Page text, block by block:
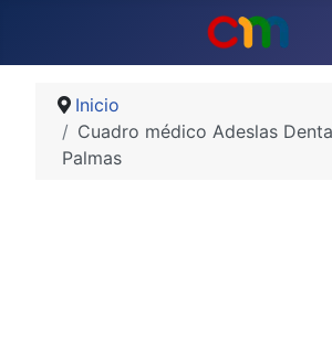
Inicio
Cuadro médico Adeslas
Palmas